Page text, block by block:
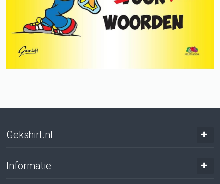
Gekshirt.nl
Informatie